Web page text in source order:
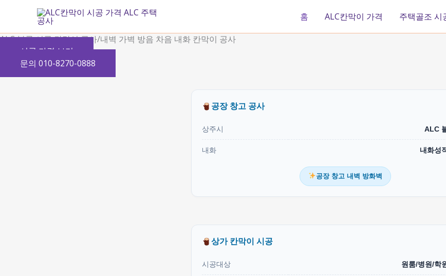
츠
뛰
홈 ALC칸막이 가격 주택골조 시
ALC 블록 시공 칸막이 공사/내벽 가벽 방음 차음 내화 칸막이 공사
시공 가격 보기
문의 010-8270-0888
공장 창고 공사
상주시 ALC
내화 내화성
공장 창고 내벽 방화벽
상가 칸막이 시공
시공대상 원룸/병원/학